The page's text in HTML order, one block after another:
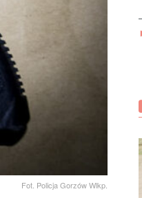
Fot. Policja Gorzów Wlkp.